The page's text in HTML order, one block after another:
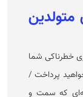
۱۴۰۲ برای متولدین
خطرناکی شما
پرداخت /
که سمت و